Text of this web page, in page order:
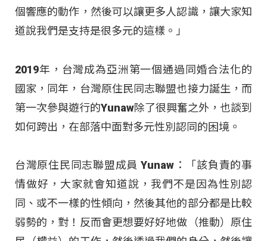
個響應的動作，然後可以讓更多人認識，讓大家知
道說我們是支持是很多元的這樣。」
2019年，台灣成為亞洲第一個通過同婚合法化的
國家，同年，台灣原住民同志聯盟也接力誕生，而
第一次參與遊行的Yunaw除了很興奮之外，也談到
如何跨出，在部落中面對多元性別認同的困境。
台灣原住民同志聯盟成員 Yunaw：「該負責的事
情做好，大家就會知道說，我們不是因為性別認
同、或不一樣的性傾向，然後其他的部分都是比較
弱勢的，對！反而會更想要好好地做（推動）原住